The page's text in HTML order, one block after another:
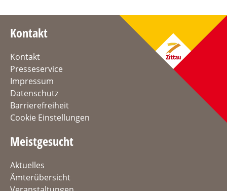
Kontakt
Kontakt
Presseservice
Impressum
Datenschutz
Barrierefreiheit
Cookie Einstellungen
Meistgesucht
Aktuelles
Ämterübersicht